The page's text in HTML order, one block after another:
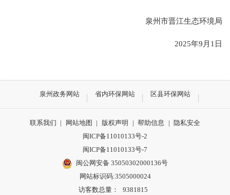
泉州市晋江生态环境局
2025年9月 1 日
泉州政务网站 省内环保网站 区县环保网站
联系我们 | 网站地图 | 版权声明 | 帮助信息 | 隐私安全
闽ICP备11010133号-2
闽ICP备11010133号-7
闽公网安备 35050302000136号
网站标识码:3505000024
访客数总量：
9381815